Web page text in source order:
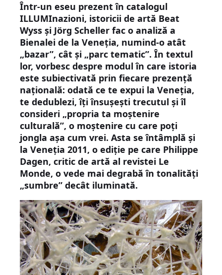
Într-un eseu prezent în catalogul
ILLUMInazioni, istoricii de artă Beat
Wyss şi Jörg Scheller fac o analiză a
Bienalei de la Veneţia, numind-o atât
„bazar”, cât şi „parc tematic”. În textul
lor, vorbesc despre modul în care istoria
este subiectivată prin fiecare prezenţă
naţională: odată ce te expui la Veneţia,
te dedublezi, îţi însuşeşti trecutul şi îl
consideri „propria ta moştenire
culturală”, o moştenire cu care poţi
jongla aşa cum vrei. Asta se întâmplă şi
la Veneţia 2011, o ediţie pe care Philippe
Dagen, critic de artă al revistei Le
Monde, o vede mai degrabă în tonalităţi
„sumbre” decât iluminată.